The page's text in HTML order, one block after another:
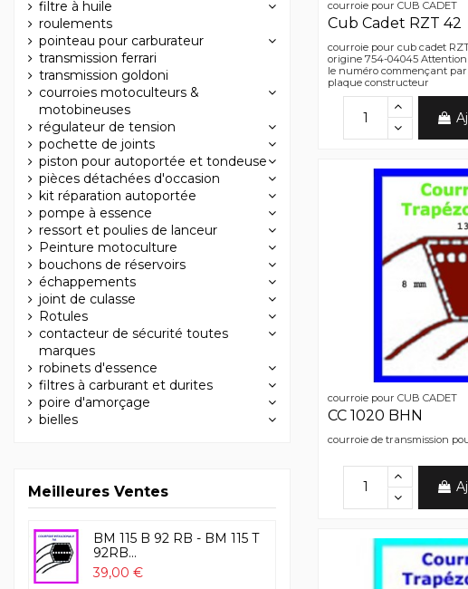
courroie pour CUB CADET
Cub Cadet RZT 42
courroie pour cub cadet
origine 754-04045
le numéro commençant
plaque constructeur
courroie pour CUB CADET
CC 1020 BHN
courroie de transmission
filtre à huile
roulements
pointeau pour carburateur
transmission ferrari
transmission goldoni
courroies motoculteurs &
motobineuses
régulateur de tension
pochette de joints
piston pour autoportée et tondeuse
pièces détachées d'occasion
kit réparation autoportée
pompe à essence
ressort et poulies de lanceur
Peinture motoculture
bouchons de réservoirs
échappements
joint de culasse
Rotules
contacteur de sécurité toutes
marques
robinets d'essence
filtres à carburant et durites
poire d'amorçage
bielles
Meilleures Ventes
BM 115 B 92 RB - BM 115 T
92RB...
39,00 €